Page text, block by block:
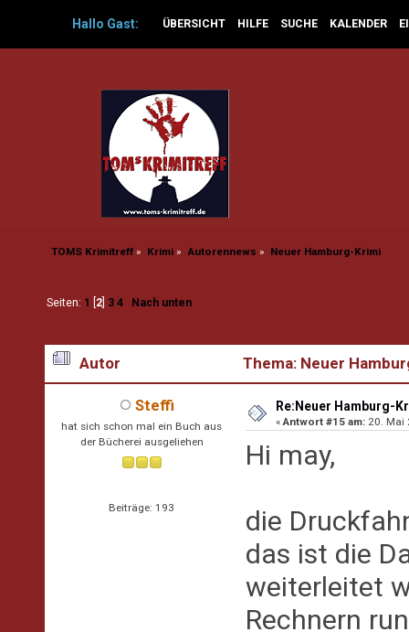
Hallo Gast: ÜBERSICHT HILFE SUCHE KALENDER
TOMS Krimitreff» Krimi» Autorennews » Neuer Hamburg-Krimi
Seiten: 1 2 3 4 Nach unten
Autor Thema: Neuer
Steffi
hat sich schon mal ein Buch aus
der Bücherei ausgeliehen
Beiträge: 193
Re:Neuer Hamburg-
«Antwort #15 am: 20. Mai
Hi may,
die
das ist die
weiterleitet
Rechnern